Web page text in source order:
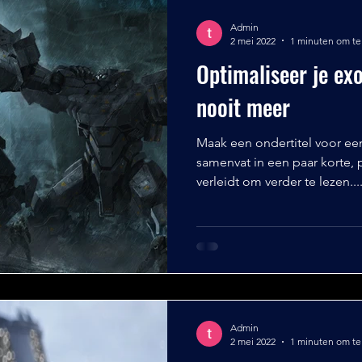
Optimaliseer je
nooit meer
Maak een ondertitel voor
samenvat in een paar
verleidt om verder te lezen....
Admin
2 mei 2022
1 minuten om
Admin
2 mei 2022
1 minuten om